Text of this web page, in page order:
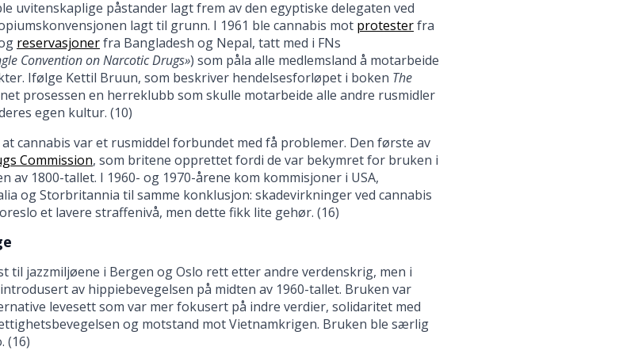
uvitenskaplige påstander lagt frem av den egyptiske delegaten ved
lagt til grunn. I 1961 ble cannabis mot protesterfra
reservasjonerfra Bangladesh og Nepal, tatt med i FNs
Convention on Narcotic Drugs») som påla alle medlemsland å motarbeide
Ifølge Kettil Bruun, som beskriver hendelsesforløpet i boken The
prosessen en herreklubb som skulle motarbeide alle andre rusmidler
egen kultur. (10)
cannabis var et rusmiddel forbundet med få problemer. Den første av
Commission, som britene opprettet fordi de var bekymret for bruken i
av 1800-tallet. I 1960- og 1970-årene kom kommisjoner i USA,
og Storbritannia til samme konklusjon: skadevirkninger ved cannabis
et lavere straffenivå, men dette fikk lite gehør. (16)
til jazzmiljøene i Bergen og Oslo rett etter andre verdenskrig, men i
av hippiebevegelsen på midten av 1960-tallet. Bruken var
levesett som var mer fokusert på indre verdier, solidaritet med
og motstand mot Vietnamkrigen. Bruken ble særlig
(16)